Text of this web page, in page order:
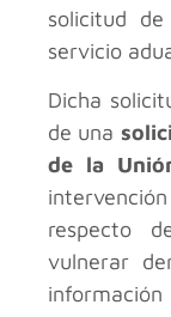
solicitud
servicio
Dicha
de una
de la
respecto
vulnerar